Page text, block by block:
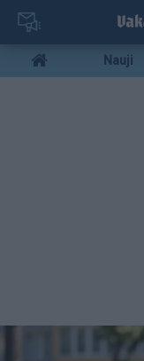
Pereiti
pagrindinį
turinį
Mobile
menu
Nauji